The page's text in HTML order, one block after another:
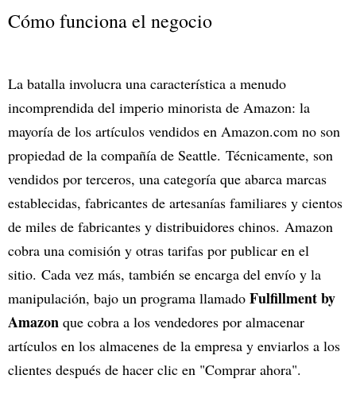
Cómo funciona el negocio
La batalla involucra una característica a menudo
incomprendida del imperio minorista de Amazon: la
mayoría de los artículos vendidos en Amazon.com no son
propiedad de la compañía de Seattle. Técnicamente, son
vendidos por terceros, una categoría que abarca marcas
establecidas, fabricantes de artesanías familiares y cientos
de miles de fabricantes y distribuidores chinos. Amazon
cobra una comisión y otras tarifas por publicar en el
sitio. Cada vez más, también se encarga del envío y la
manipulación, bajo un programa llamado Fulfillment by
Amazon que cobra a los vendedores por almacenar
artículos en los almacenes de la empresa y enviarlos a los
clientes después de hacer clic en "Comprar ahora".